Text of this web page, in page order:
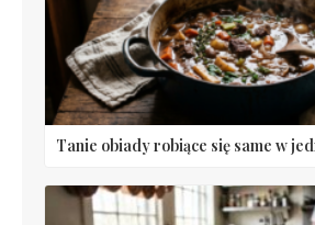
Tanie obiady robiące się same w